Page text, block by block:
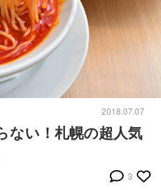
2018.07.07
ない！札幌の超人気
3